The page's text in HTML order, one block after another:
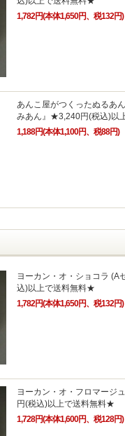
1,782円(本体1,650円、税132円)
あんこ屋がつくったぬるあ
みあん』★3,240円(税込)以
1,188円(本体1,100円、税88円)
ヨーカン・オ・ショコラ
込)以上で送料無料★
1,782円(本体1,650円、税132円)
ヨーカン・オ・フロマージ
円(税込)以上で送料無料★
1,728円(本体1,600円、税128円)